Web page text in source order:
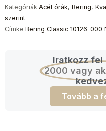
Kategóriák Acél órák, Bering,
szerint
Címke Bering Classic 10126-000
Iratkozz fel
2000 vagy
Tovább a